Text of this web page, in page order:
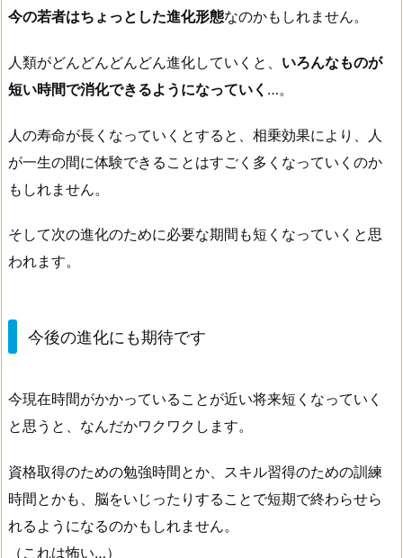
今の若者はちょっとした進化形態なのかもしれません。
人類がどんどんどんどん進化していくと、 いろんなものが
短い時間で消化できるようになっていく …。
人の寿命が長くなっていくとすると、相乗効果により、人
が一生の間に体験できることはすごく多くなっていくのか
もしれません。
そして次の進化のために必要な期間も短くなっていくと思
われます。
今後の進化にも期待です
今現在時間がかかっていることが近い将来短くなっていく
と思うと、なんだかワクワクします。
資格取得のための勉強時間とか、スキル習得のための訓練
時間とかも、脳をいじったりすることで短期で終わらせら
れるようになるのかもしれません。
（これは怖い…）